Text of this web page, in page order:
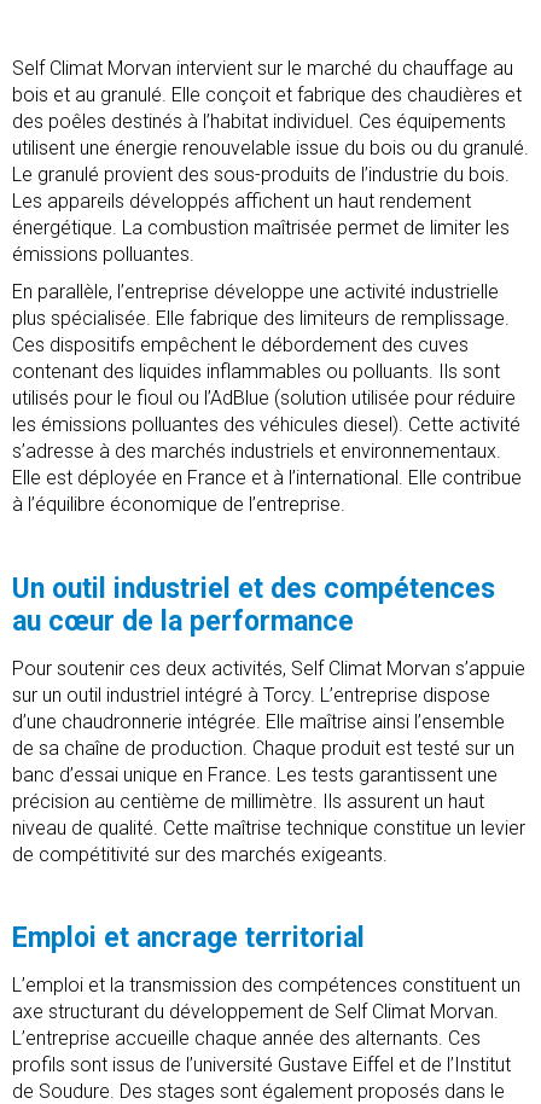
Self Climat Morvan intervient sur le marché du chauffage au
bois et au granulé. Elle conçoit et fabrique des chaudières et
des poêles destinés à l’habitat individuel. Ces équipements
utilisent une énergie renouvelable issue du bois ou du granulé.
Le granulé provient des sous-produits de l’industrie du bois.
Les appareils développés affichent un haut rendement
énergétique. La combustion maîtrisée permet de limiter les
émissions polluantes.
En parallèle, l’entreprise développe une activité industrielle
plus spécialisée. Elle fabrique des limiteurs de remplissage.
Ces dispositifs empêchent le débordement des cuves
contenant des liquides inflammables ou polluants. Ils sont
utilisés pour le fioul ou l’AdBlue (solution utilisée pour réduire
les émissions polluantes des véhicules diesel). Cette activité
s’adresse à des marchés industriels et environnementaux.
Elle est déployée en France et à l’international. Elle contribue
à l’équilibre économique de l’entreprise.
Un outil industriel et des compétences
au cœur de la performance
Pour soutenir ces deux activités, Self Climat Morvan s’appuie
sur un outil industriel intégré à Torcy. L’entreprise dispose
d’une chaudronnerie intégrée. Elle maîtrise ainsi l’ensemble
de sa chaîne de production. Chaque produit est testé sur un
banc d’essai unique en France. Les tests garantissent une
précision au centième de millimètre. Ils assurent un haut
niveau de qualité. Cette maîtrise technique constitue un levier
de compétitivité sur des marchés exigeants.
Emploi et ancrage territorial
L’emploi et la transmission des compétences constituent un
axe structurant du développement de Self Climat Morvan.
L’entreprise accueille chaque année des alternants. Ces
profils sont issus de l’université Gustave Eiffel et de l’Institut
de Soudure. Des stages sont également proposés dans le